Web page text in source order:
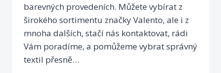
barevných provedeních. Můžete vybírat z
širokého sortimentu značky Valento, ale i z
mnoha dalších, stačí nás kontaktovat, rádi
Vám poradíme, a pomůžeme vybrat správný
textil přesně…